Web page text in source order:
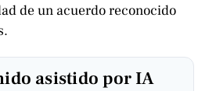
de un acuerdo reconocido
asistido por IA